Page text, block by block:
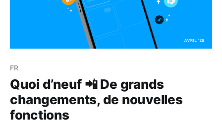
FR
Quoi d’neuf 📲 De grands
changements, de nouvelles
fonctions